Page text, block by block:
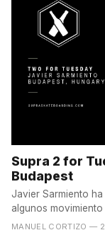
Supra 2 for
Budapest
Javier Sarmiento
algunos
lo...
MANUEL CORTIZO —